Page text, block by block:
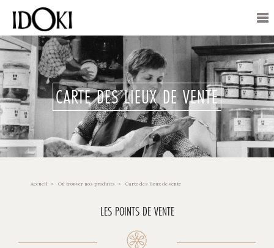
CARTE DES LIEUX DE VENTE
Accueil Où trouver nos produits Carte des lieux de vente
LES POINTS DE VENTE